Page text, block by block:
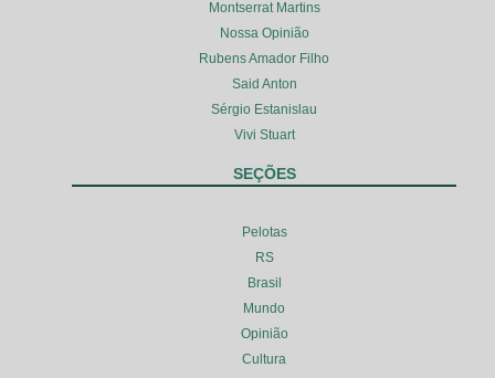
Montserrat Martins
Nossa Opinião
Rubens Amador Filho
Said Anton
Sérgio Estanislau
Vivi Stuart
SEÇÕES
Pelotas
RS
Brasil
Mundo
Opinião
Cultura